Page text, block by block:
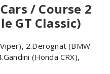
/ Course 2
GT Classic)
2.Derognat (BMW
(Honda CRX),